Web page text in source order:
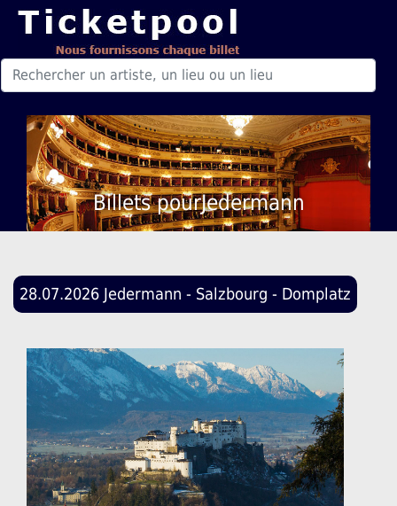
Billets pourJedermann
28.07.2026 Jedermann - Salzbourg - Domplatz